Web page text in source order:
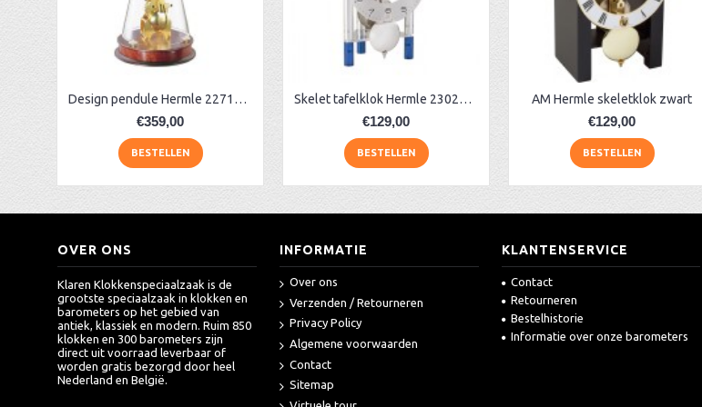
Design pendule Hermle 22716-070791
€359,00
BESTELLEN
Skelet tafelklok Hermle 23025-T50721
€129,00
BESTELLEN
AM Hermle skeletklok zwart
€129,00
BESTELLEN
OVER ONS
Klaren Klokkenspeciaalzaak is de
grootste speciaalzaak in klokken en
barometers op het gebied van
antiek, klassiek en modern. Ruim 850
klokken en 300 barometers zijn
direct uit voorraad leverbaar of
worden gratis bezorgd door heel
Nederland en België.
INFORMATIE
Over ons
Verzenden / Retourneren
Privacy Policy
Algemene voorwaarden
Contact
Sitemap
KLANTENSERVICE
Contact
Retourneren
Bestelhistorie
Informatie over onze barometers